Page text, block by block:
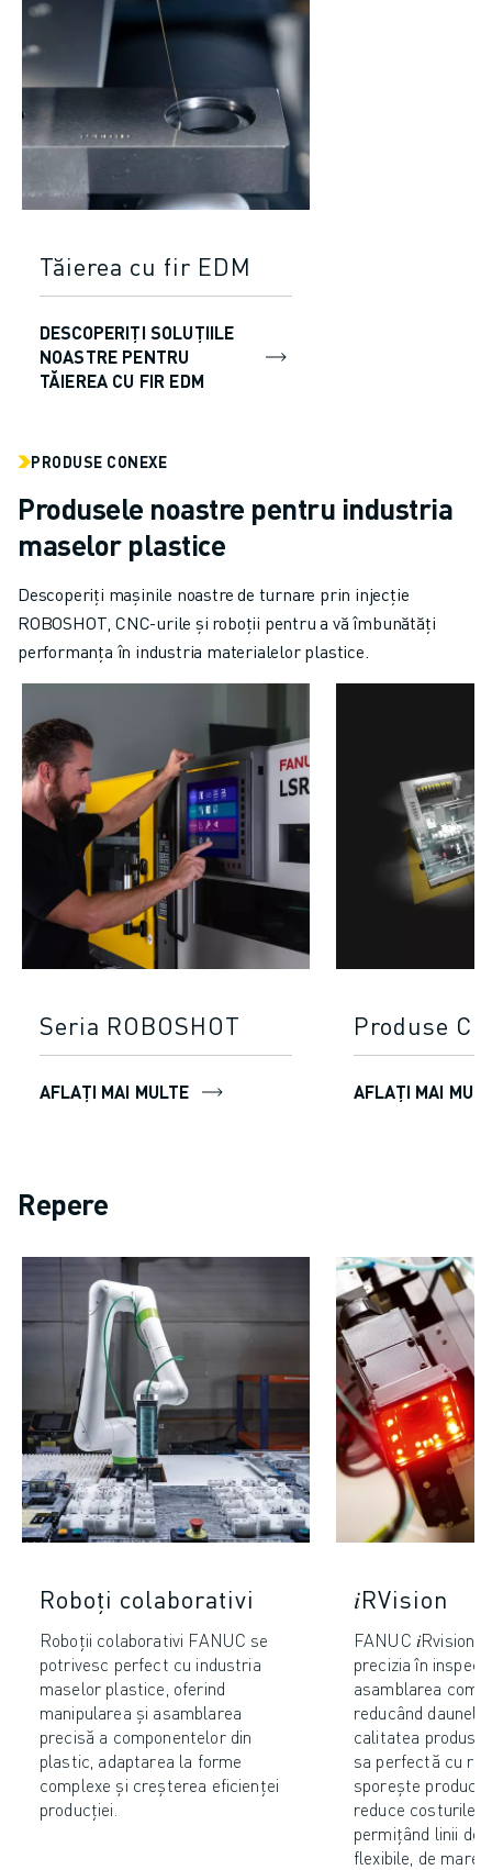
Tăierea cu fir EDM
DESCOPERIȚI SOLUȚIILE
NOASTRE PENTRU
TĂIEREA CU FIR EDM
PRODUSE CONEXE
Produsele noastre pentru industria
maselor plastice
Descoperiți mașinile noastre de turnare prin injecție
ROBOSHOT, CNC-urile și roboții pentru a vă îmbunătăți
performanța în industria materialelor plastice.
Seria ROBOSHOT
AFLAȚI MAI MULTE
Produse
AFLAȚI MAI
Repere
Roboți colaborativi
Roboții colaborativi FANUC se
potrivesc perfect cu industria
maselor plastice, oferind
manipularea și asamblarea
precisă a componentelor din
plastic, adaptarea la forme
complexe și creșterea eficienței
producției.
𝑖RVision
FANUC 𝑖Rvision
precizia în
asamblarea
reducând
calitatea
sa perfectă cu
sporește
reduce costurile
permițând linii de
flexibile, de mare